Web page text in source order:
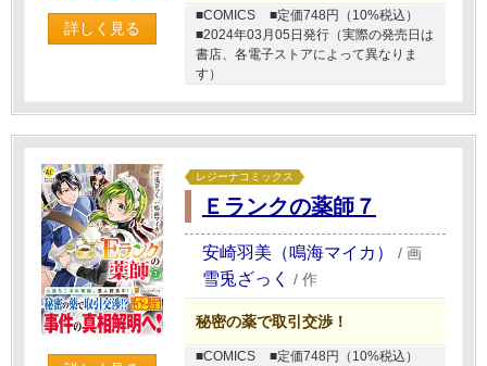
詳しく見る
■COMICS
■定価748円（10%税込）
■2024年03月05日発行（実際の発売日は
書店、各電子ストアによって異なりま
す）
レジーナコミックス
Ｅランクの薬師７
安崎羽美（鳴海マイカ） / 画
雪兎ざっく / 作
秘密の薬で取引交渉！
■COMICS ■定価748円（10%税込）